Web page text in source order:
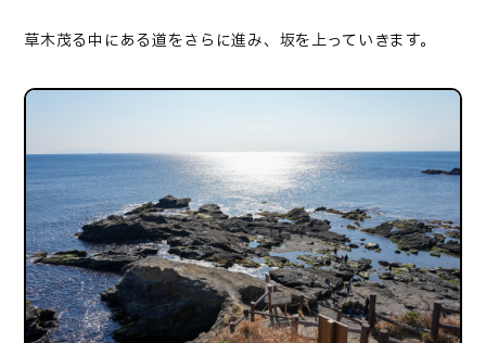
草木茂る中にある道をさらに進み、坂を上っていきます。